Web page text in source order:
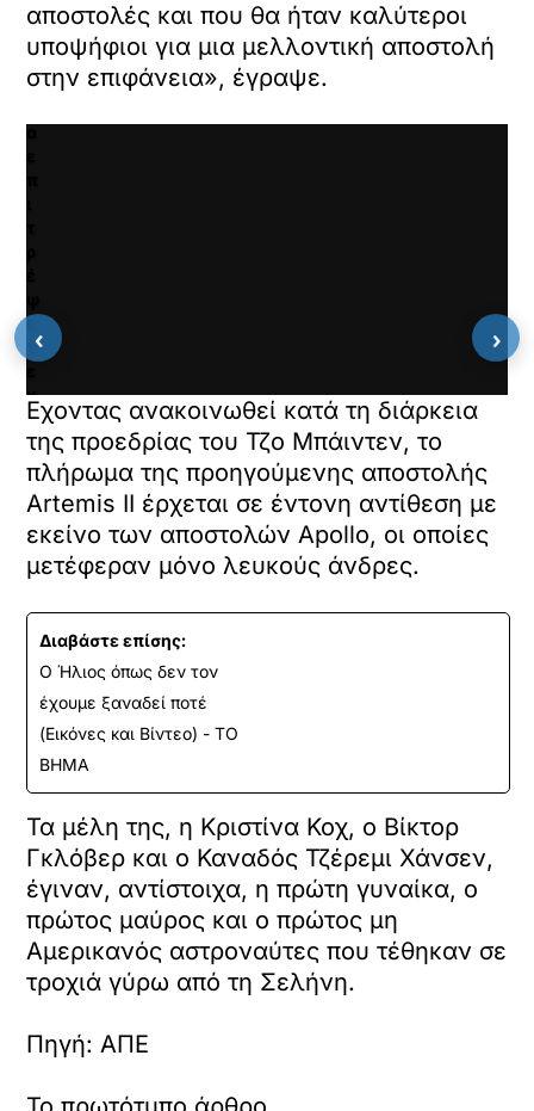
αποστολές και που θα ήταν καλύτεροι
υποψήφιοι για μια μελλοντική αποστολή
στην επιφάνεια», έγραψε.
κ
ι
α
ε
τ
κ
α
ι
ν
α
φ
ο
ρ
τ
ώ
ό
τ
ο
ε
ν
σ
ω
α
ω
Εχοντας ανακοινωθεί κατά τη διάρκεια
της προεδρίας του Τζο Μπάιντεν, το
πλήρωμα της προηγούμενης αποστολής
Artemis II έρχεται σε έντονη αντίθεση με
εκείνο των αποστολών Apollo, οι οποίες
μετέφεραν μόνο λευκούς άνδρες.
Διαβάστε επίσης:
Ο Ήλιος όπως δεν τον
έχουμε ξαναδεί ποτέ
(Εικόνες και Βίντεο) - ΤΟ
ΒΗΜΑ
Τα μέλη της, η Κριστίνα Κοχ, ο Βίκτορ
Γκλόβερ και ο Καναδός Τζέρεμι Χάνσεν,
έγιναν, αντίστοιχα, η πρώτη γυναίκα, ο
πρώτος μαύρος και ο πρώτος μη
Αμερικανός αστροναύτες που τέθηκαν σε
τροχιά γύρω από τη Σελήνη.
Πηγή: ΑΠΕ
‹ ›